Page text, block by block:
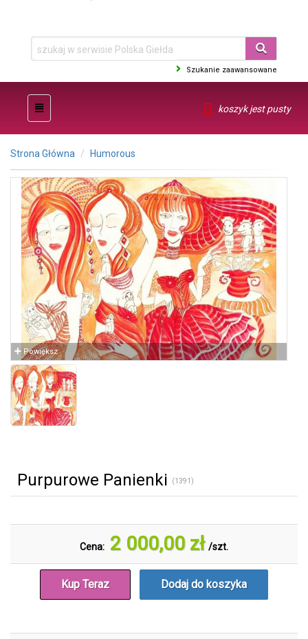
Szukanie zaawansowane
koszyk jest pusty
Strona Główna Humorous
Powiększ
Purpurowe Panienki (1391)
Cena: 2 000,00 zł /szt.
Kup Teraz Dodaj do koszyka